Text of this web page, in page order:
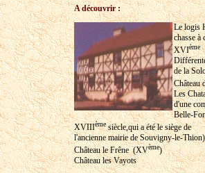
A découvrir :
Le logis
chasse à
XVIème
de la
Château
Les
d'une
Belle-
XVIIIèmesiècle,qui a été le siège de
l'ancienne mairie de Souvigny-le-Thion)
Château le Frêne (XVème)
Château les Vayots